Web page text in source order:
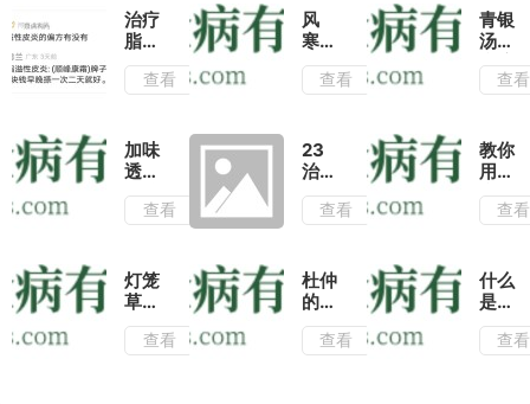
治疗
脂溢
性皮
炎的
有或
者什
么要
好用
查看
风
寒、
风热
之邪
患，
引起
的感
查看
青银
汤治
疗流
行性
分析
查看
加味
透邪
汤治
疗麻
分析
查看
23
治疗
咯血
的妙
查看
教你
用苦
参泡
酒喝
炎镇
痛的
功
效,
查看
灯笼
草可
以吃
吗?查看
杜仲
的功
效与
作用
查看
什么
是血
满
草?查看